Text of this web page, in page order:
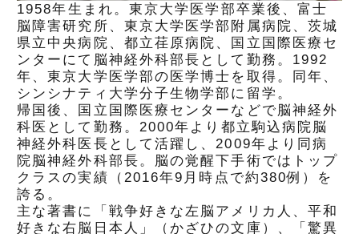
1958年生まれ。東京大学医学部卒業後、富士
脳障害研究所、東京大学医学部附属病院、茨城
県立中央病院、都立荏原病院、国立国際医療セ
ンターにて脳神経外科部長として勤務。1992
年、東京大学医学部の医学博士を取得。同年、
シンシナティ大学分子生物学部に留学。
帰国後、国立国際医療センターなどで脳神経外
科医として勤務。2000年より都立駒込病院脳
神経外科医長として活躍し、2009年より同病
院脳神経外科部長。脳の覚醒下手術ではトップ
クラスの実績（2016年9月時点で約380例）を
誇る。
主な著書に「戦争好きな左脳アメリカ人、平和
好きな右脳日本人」（かざひの文庫）、「驚異